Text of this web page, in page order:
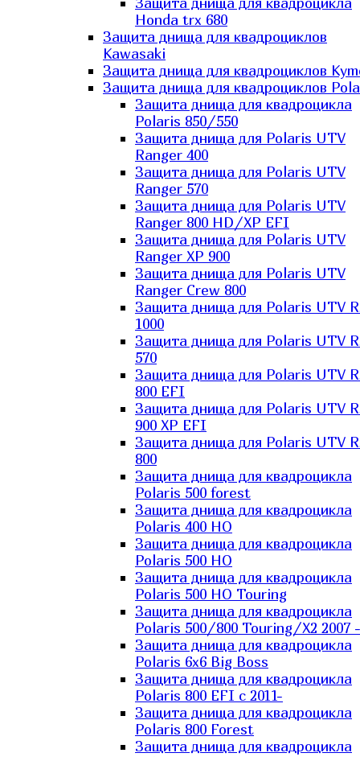
Honda trx 680
Защита днища для квадроциклов
Kawasaki
Защита днища для квадроциклов
Защита днища для квадроциклов
Защита днища для квадроцикла
Polaris 850/550
Защита днища для Polaris UTV
Ranger 400
Защита днища для Polaris UTV
Ranger 570
Защита днища для Polaris UTV
Ranger 800 HD/XP EFI
Защита днища для Polaris UTV
Ranger XP 900
Защита днища для Polaris UTV
Ranger Сrew 800
Защита днища для Polaris UTV
1000
Защита днища для Polaris UTV
570
Защита днища для Polaris UTV
800 EFI
Защита днища для Polaris UTV
900 XP EFI
Защита днища для Polaris UTV
800
Защита днища для квадроцикла
Polaris 500 forest
Защита днища для квадроцикла
Polaris 400 HO
Защита днища для квадроцикла
Polaris 500 HO
Защита днища для квадроцикла
Polaris 500 HO Touring
Защита днища для квадроцикла
Polaris 500/800 Touring/X2 2007 -
Защита днища для квадроцикла
Polaris 6х6 Big Boss
Защита днища для квадроцикла
Polaris 800 EFI с 2011-
Защита днища для квадроцикла
Polaris 800 Forest
Защита днища для квадроцикла